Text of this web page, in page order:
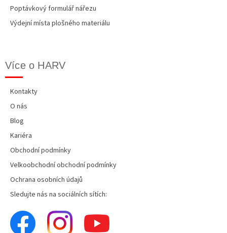
Poptávkový formulář nářezu
Výdejní místa plošného materiálu
Více o HARV
Kontakty
O nás
Blog
Kariéra
Obchodní podmínky
Velkoobchodní obchodní podmínky
Ochrana osobních údajů
Sledujte nás na sociálních sítích: